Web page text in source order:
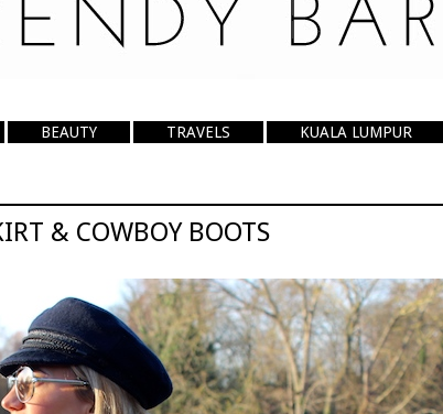
BEAUTY TRAVELS KUALA LUMPUR
& COWBOY BOOTS